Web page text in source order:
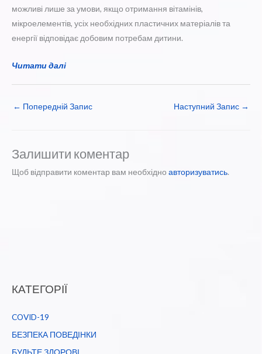
можливі лише за умови, якщо отримання вітамінів,
мікроелементів, усіх необхідних пластичних матеріалів та
енергії відповідає добовим потребам дитини.
Читати далі
← Попередній Запис Наступний Запис →
Залишити коментар
Щоб відправити коментар вам необхідно авторизуватись.
КАТЕГОРІЇ
COVID-19
БЕЗПЕКА ПОВЕДІНКИ